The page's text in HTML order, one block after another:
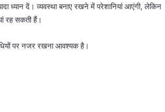
ध्यान दें। व्यवस्था बनाए रखने में परेशानियां आएंगी, लेकिन
रह सकती हैं।
पर नजर रखना आवश्यक है।